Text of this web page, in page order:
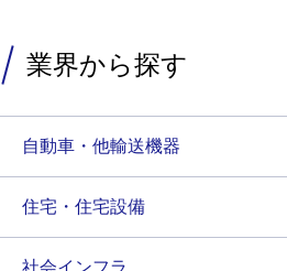
業界から探す
自動車・他輸送機器
住宅・住宅設備